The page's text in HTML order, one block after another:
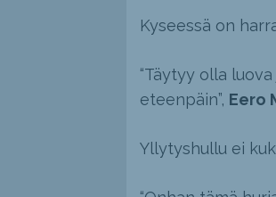
Kyseessä on
“Täytyy olla
eteenpäin”, Eero
Yllytyshullu ei